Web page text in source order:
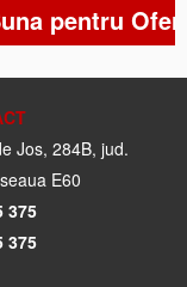
pentru
Jos, 284B, jud.
E60
375
375